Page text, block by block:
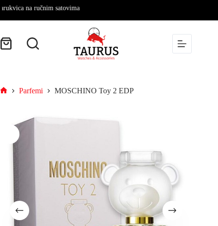
na ručnim satovima
Parfemi MOSCHINO Toy 2 EDP